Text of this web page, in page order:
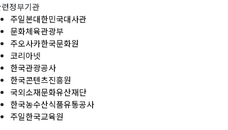
정부기관
주일본대한민국대사관
문화체육관광부
주오사카한국문화원
코리아넷
한국관광공사
한국콘텐츠진흥원
국외소재문화유산재단
한국농수산식품유통공사
주일한국교육원